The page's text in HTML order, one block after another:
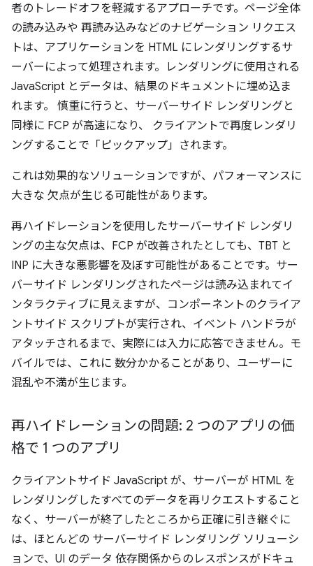
者のトレードオフを軽減するアプローチです。ページ全体
の読み込みや 再読み込みなどのナビゲーション リクエス
トは、アプリケーションを HTML にレンダリングするサ
ーバーによって処理されます。レンダリングに使用される
JavaScript とデータは、結果のドキュメントに埋め込ま
れます。 慎重に行うと、サーバーサイド レンダリングと
同様に FCP が高速になり、 クライアントで再度レンダリ
ングすることで「ピックアップ」されます。
これは効果的なソリューションですが、パフォーマンスに
大きな 欠点が生じる可能性があります。
再ハイドレーションを使用したサーバーサイド レンダリ
ングの主な欠点は、FCP が改善されたとしても、TBT と
INP に大きな悪影響を及ぼす可能性があることです。サー
バーサイド レンダリングされたページは読み込まれてイ
ンタラクティブに見えますが、コンポーネントのクライア
ントサイド スクリプトが実行され、イベント ハンドラが
アタッチされるまで、実際には入力に応答できません。モ
バイルでは、これに 数分かかることがあり、ユーザーに
混乱や不満が生じます。
再ハイドレーションの問題: 2 つのアプリの価
格で 1 つのアプリ
クライアントサイド JavaScript が、サーバーが HTML を
レンダリングしたすべてのデータを再リクエストすること
なく、サーバーが終了したところから正確に引き継ぐに
は、ほとんどの サーバーサイド レンダリング ソリューシ
ョンで、UI のデータ 依存関係からのレスポンスがドキュ